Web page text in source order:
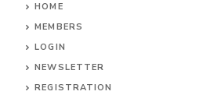
HOME
MEMBERS
LOGIN
NEWSLETTER
REGISTRATION